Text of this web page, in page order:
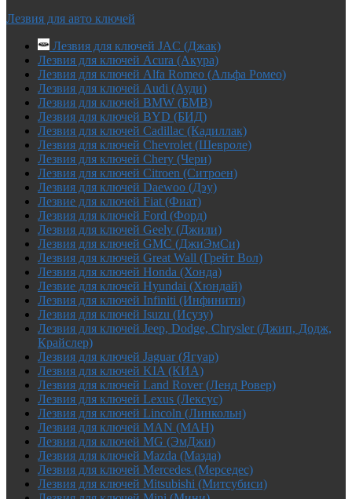
Лезвия для авто ключей
Лезвия для ключей JAC (Джак)
Лезвия для ключей Acura (Акура)
Лезвия для ключей Alfa Romeo (Альфа Ромео)
Лезвия для ключей Audi (Ауди)
Лезвия для ключей BMW (БМВ)
Лезвия для ключей BYD (БИД)
Лезвия для ключей Cadillac (Кадиллак)
Лезвия для ключей Chevrolet (Шевроле)
Лезвия для ключей Chery (Чери)
Лезвия для ключей Citroen (Ситроен)
Лезвия для ключей Daewoo (Дэу)
Лезвие для ключей Fiat (Фиат)
Лезвия для ключей Ford (Форд)
Лезвия для ключей Geely (Джили)
Лезвия для ключей GMC (ДжиЭмСи)
Лезвия для ключей Great Wall (Грейт Вол)
Лезвия для ключей Honda (Хонда)
Лезвие для ключей Hyundai (Хюндай)
Лезвия для ключей Infiniti (Инфинити)
Лезвия для ключей Isuzu (Исузу)
Лезвия для ключей Jeep, Dodge, Chrysler (Джип, Додж,
Крайслер)
Лезвия для ключей Jaguar (Ягуар)
Лезвия для ключей KIA (КИА)
Лезвия для ключей Land Rover (Ленд Ровер)
Лезвия для ключей Lexus (Лексус)
Лезвия для ключей Lincoln (Линкольн)
Лезвия для ключей MAN (МАН)
Лезвия для ключей MG (ЭмДжи)
Лезвия для ключей Mazda (Мазда)
Лезвия для ключей Mercedes (Мерседес)
Лезвия для ключей Mitsubishi (Митсубиси)